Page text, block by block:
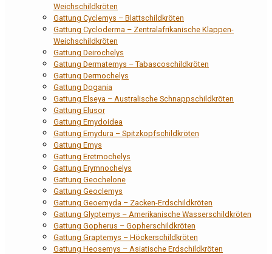
Weichschildkröten
Gattung Cyclemys – Blattschildkröten
Gattung Cycloderma – Zentralafrikanische Klappen-
Weichschildkröten
Gattung Deirochelys
Gattung Dermatemys – Tabascoschildkröten
Gattung Dermochelys
Gattung Dogania
Gattung Elseya – Australische Schnappschildkröten
Gattung Elusor
Gattung Emydoidea
Gattung Emydura – Spitzkopfschildkröten
Gattung Emys
Gattung Eretmochelys
Gattung Erymnochelys
Gattung Geochelone
Gattung Geoclemys
Gattung Geoemyda – Zacken-Erdschildkröten
Gattung Glyptemys – Amerikanische Wasserschildkröten
Gattung Gopherus – Gopherschildkröten
Gattung Graptemys – Höckerschildkröten
Gattung Heosemys – Asiatische Erdschildkröten